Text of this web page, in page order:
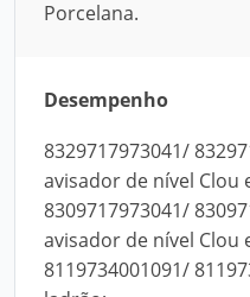
Porcelana.
Desempenho
8329717973041/
avisador de nível Clou
8309717973041/
avisador de nível Clou
8119734001091/